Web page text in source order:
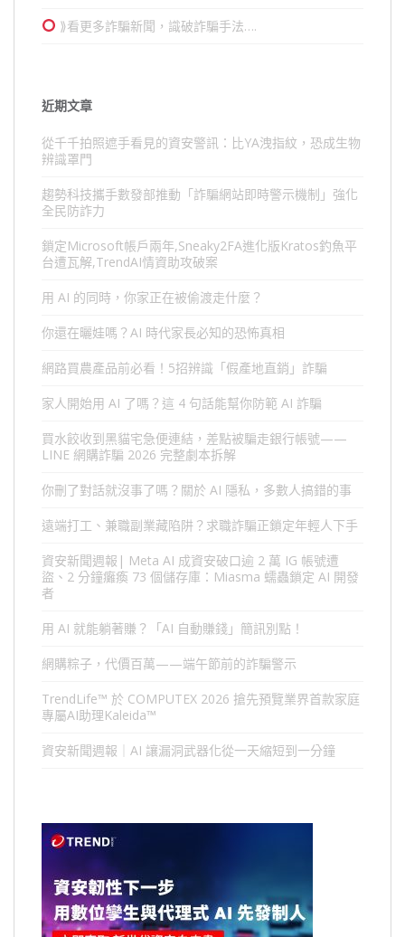
⟫看更多詐騙新聞，識破詐騙手法….
近期文章
從千千拍照遮手看見的資安警訊：比YA洩指紋，恐成生物
辨識罩門
趨勢科技攜手數發部推動「詐騙網站即時警示機制」強化
全民防詐力
鎖定Microsoft帳戶兩年,Sneaky2FA進化版Kratos釣魚平
台遭瓦解,TrendAI情資助攻破案
用 AI 的同時，你家正在被偷渡走什麼？
你還在曬娃嗎？AI 時代家長必知的恐怖真相
網路買農產品前必看！5招辨識「假產地直銷」詐騙
家人開始用 AI 了嗎？這 4 句話能幫你防範 AI 詐騙
買水餃收到黑貓宅急便連結，差點被騙走銀行帳號——
LINE 網購詐騙 2026 完整劇本拆解
你刪了對話就沒事了嗎？關於 AI 隱私，多數人搞錯的事
遠端打工、兼職副業藏陷阱？求職詐騙正鎖定年輕人下手
資安新聞週報| Meta AI 成資安破口逾 2 萬 IG 帳號遭
盜、2 分鐘癱瘓 73 個儲存庫：Miasma 蠕蟲鎖定 AI 開發
者
用 AI 就能躺著賺？「AI 自動賺錢」簡訊別點！
網購粽子，代價百萬——端午節前的詐騙警示
TrendLife™ 於 COMPUTEX 2026 搶先預覽業界首款家庭
專屬AI助理Kaleida™
資安新聞週報｜AI 讓漏洞武器化從一天縮短到一分鐘